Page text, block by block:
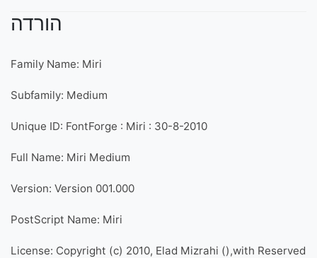
הורדה
Family Name: Miri
Subfamily: Medium
Unique ID: FontForge : Miri : 30-8-2010
Full Name: Miri Medium
Version: Version 001.000
PostScript Name: Miri
License: Copyright (c) 2010, Elad Mizrahi (),with Reserved